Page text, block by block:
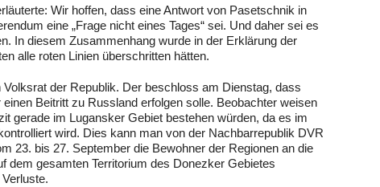
Wir hoffen, dass eine Antwort von Pasetschnik in
eine „Frage nicht eines Tages“ sei. Und daher sei es
In diesem Zusammenhang wurde in der Erklärung der
alle roten Linien überschritten hätten.
der Republik. Der beschloss am Dienstag, dass
Beitritt zu Russland erfolgen solle. Beobachter weisen
gerade im Lugansker Gebiet bestehen würden, da es im
wird. Dies kann man von der Nachbarrepublik DVR
23. bis 27. September die Bewohner der Regionen an die
dem gesamten Territorium des Donezker Gebietes